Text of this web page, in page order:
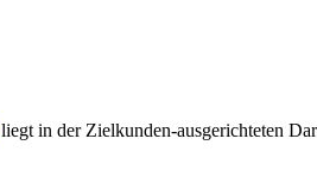
liegt in der Zielkunden-ausgerichteten